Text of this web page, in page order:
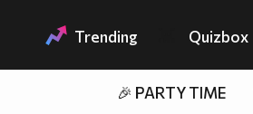
Trending Quizbox
🎉 PARTY TIME